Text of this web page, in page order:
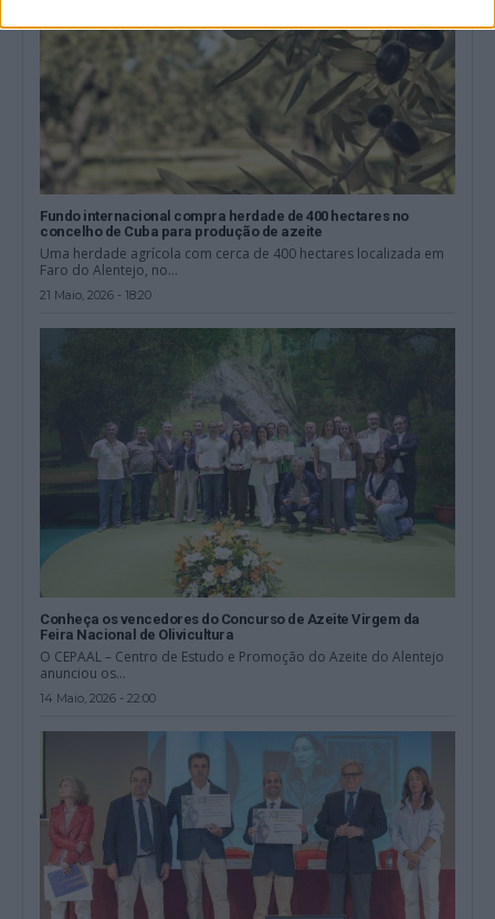
Fundo internacional compra herdade de 400 hectares no
concelho de Cuba para produção de azeite
Uma herdade agrícola com cerca de 400 hectares localizada em
Faro do Alentejo, no...
21 Maio, 2026 - 18:20
Conheça os vencedores do Concurso de Azeite Virgem da
Feira Nacional de Olivicultura
O CEPAAL – Centro de Estudo e Promoção do Azeite do Alentejo
anunciou os...
14 Maio, 2026 - 22:00